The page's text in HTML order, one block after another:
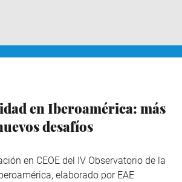
en Iberoamérica: más
desafíos
en CEOE del IV Observatorio de la
elaborado por EAE